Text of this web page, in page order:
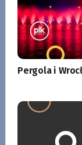
Pergola i